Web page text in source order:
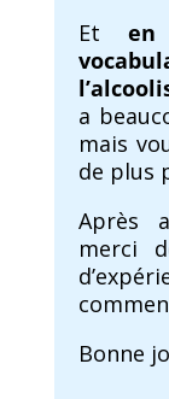
Et
a
mais
de plus
Après
merci
Bonne